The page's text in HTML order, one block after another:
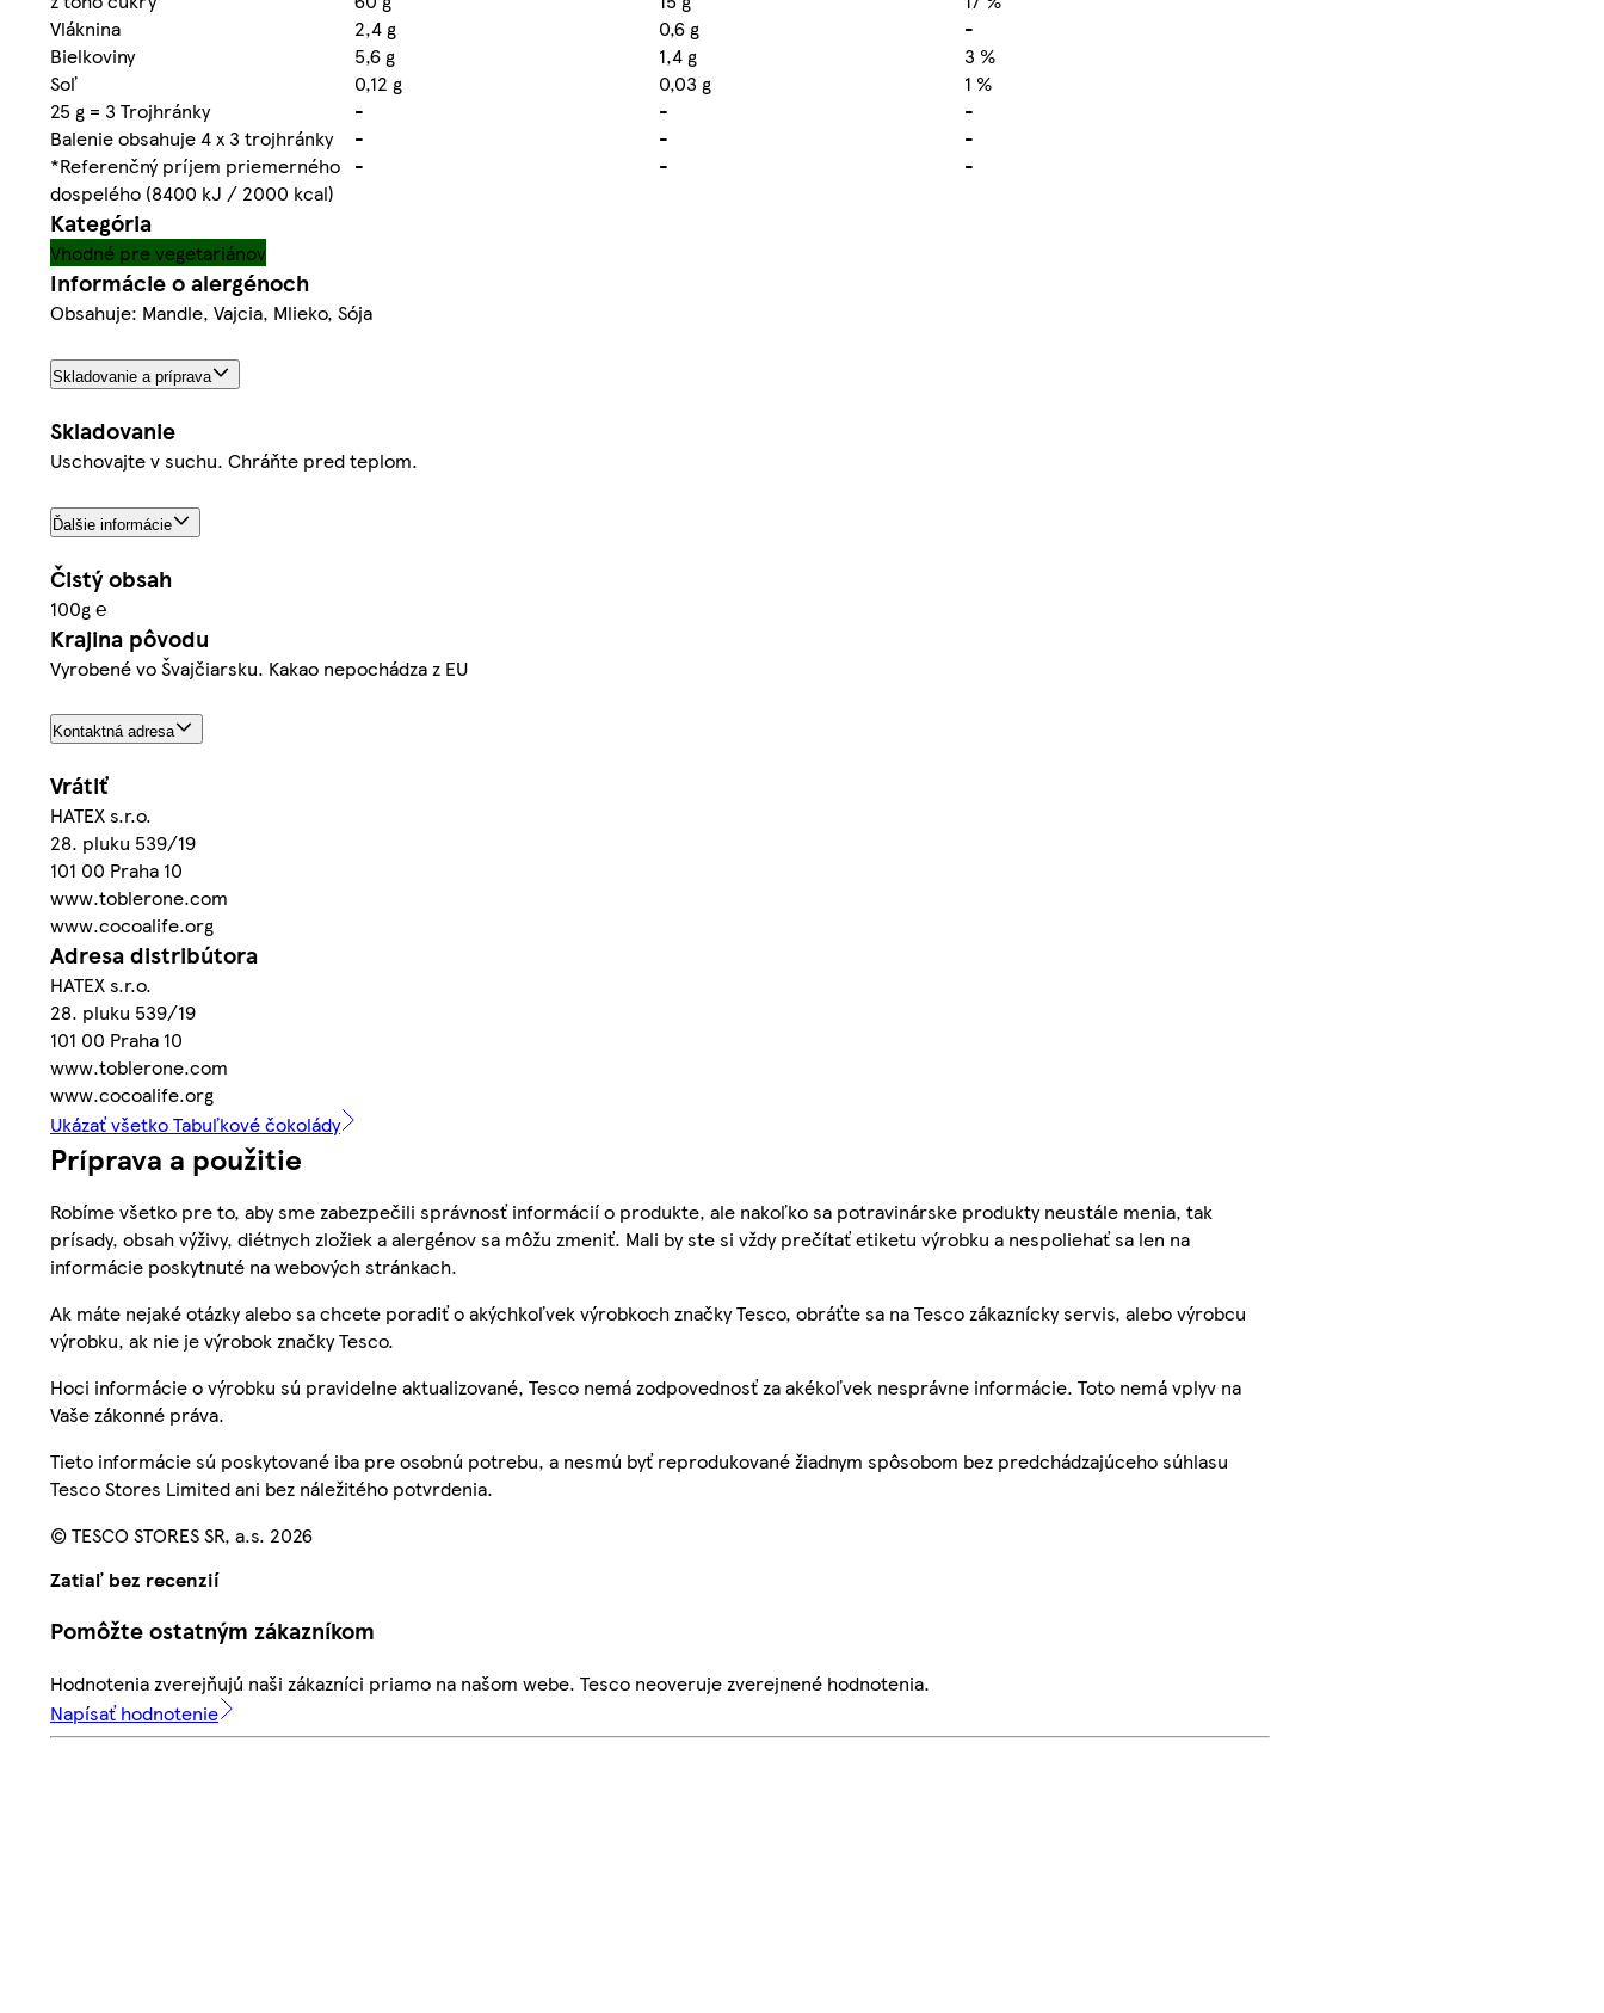
Vláknina
2,4 g 0,6 g
-
Bielkoviny
5,6 g 1,4 g
3 %
Soľ
0,12 g 0,03 g
1 %
25 g = 3 Trojhránky
- -
-
Balenie obsahuje 4 x 3 trojhránky
- -
-
*Referenčný príjem priemerného
dospelého (8400 kJ / 2000 kcal)
- - -
Kategória
Vhodné pre vegetariánov
Informácie o alergénoch
Obsahuje: Mandle, Vajcia, Mlieko, Sója
Skladovanie a príprava
Skladovanie
Uschovajte v suchu. Chráňte pred teplom.
Ďalšie informácie
Čistý obsah
100g ℮
Krajina pôvodu
Vyrobené vo Švajčiarsku. Kakao nepochádza z EU
Kontaktná adresa
Vrátiť
HATEX s.r.o.
28. pluku 539/19
101 00 Praha 10
www.toblerone.com
www.cocoalife.org
Adresa distribútora
HATEX s.r.o.
28. pluku 539/19
101 00 Praha 10
www.toblerone.com
www.cocoalife.org
Ukázať všetko Tabuľkové čokolády
Príprava a použitie
Robíme všetko pre to, aby sme zabezpečili správnosť informácií o produkte, ale nakoľko sa potravinárske produkty neustále menia, tak
prísady, obsah výživy, diétnych zložiek a alergénov sa môžu zmeniť. Mali by ste si vždy prečítať etiketu výrobku a nespoliehať sa len na
informácie poskytnuté na webových stránkach.
Ak máte nejaké otázky alebo sa chcete poradiť o akýchkoľvek výrobkoch značky Tesco, obráťte sa na Tesco zákaznícky servis, alebo výrobcu
výrobku, ak nie je výrobok značky Tesco.
Hoci informácie o výrobku sú pravidelne aktualizované, Tesco nemá zodpovednosť za akékoľvek nesprávne informácie. Toto nemá vplyv na
Vaše zákonné práva.
Tieto informácie sú poskytované iba pre osobnú potrebu, a nesmú byť reprodukované žiadnym spôsobom bez predchádzajúceho súhlasu
Tesco Stores Limited ani bez náležitého potvrdenia.
© TESCO STORES SR, a.s. 2026
Zatiaľ bez recenzií
Pomôžte ostatným zákazníkom
Hodnotenia zverejňujú naši zákazníci priamo na našom webe. Tesco neoveruje zverejnené hodnotenia.
Napísať hodnotenie